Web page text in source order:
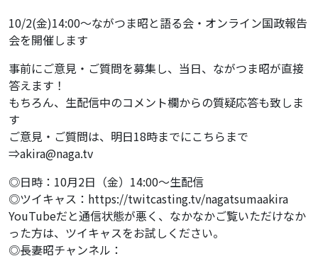
10/2(金)14:00〜ながつま昭と語る会・オンライン国政報告
会を開催します
事前にご意見・ご質問を募集し、当日、ながつま昭が直接
答えます！
もちろん、生配信中のコメント欄からの質疑応答も致しま
す
ご意見・ご質問は、明日18時までにこちらまで
⇒akira@naga.tv
◎日時：10月2日（金）14:00〜生配信
◎ツイキャス：https://twitcasting.tv/nagatsumaakira
YouTubeだと通信状態が悪く、なかなかご覧いただけなか
った方は、ツイキャスをお試しください。
◎長妻昭チャンネル：